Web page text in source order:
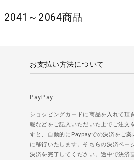
2041～2064商品
お支払い方法について
PayPay
ショッピングカードに商品を入れて頂
報などをご記入いただいた上でご注文
すと、自動的にPaypayでの決済をご案
に移行いたします。そちらの決済ペー
決済を完了してください。途中で決済